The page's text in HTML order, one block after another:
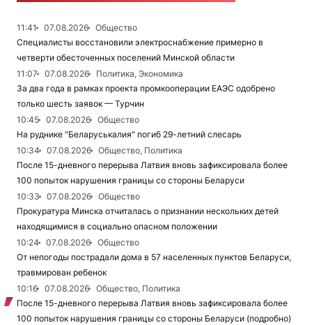
11:41 07.08.2026
Общество
Специалисты восстановили электроснабжение примерно в
четверти обесточенных поселений Минской области
11:07
07.08.2026
Политика, Экономика
За два года в рамках проекта промкооперации ЕАЭС одобрено
только шесть заявок — Турчин
10:45
07.08.2026
Общество
На руднике "Беларуськалия" погиб 29-летний слесарь
10:34
07.08.2026
Общество, Политика
После 15-дневного перерыва Латвия вновь зафиксировала более
100 попыток нарушения границы со стороны Беларуси
10:33
07.08.2026
Общество
Прокуратура Минска отчиталась о признании нескольких детей
находящимися в социально опасном положении
10:24
07.08.2026
Общество
От непогоды пострадали дома в 57 населенных пунктов Беларуси,
травмирован ребенок
10:16
07.08.2026
Общество, Политика
После 15-дневного перерыва Латвия вновь зафиксировала более
100 попыток нарушения границы со стороны Беларуси (подробно)